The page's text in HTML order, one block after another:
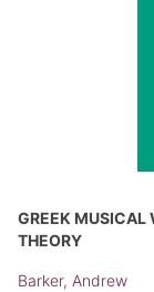
GREEK MUSICAL
THEORY
Barker, Andrew